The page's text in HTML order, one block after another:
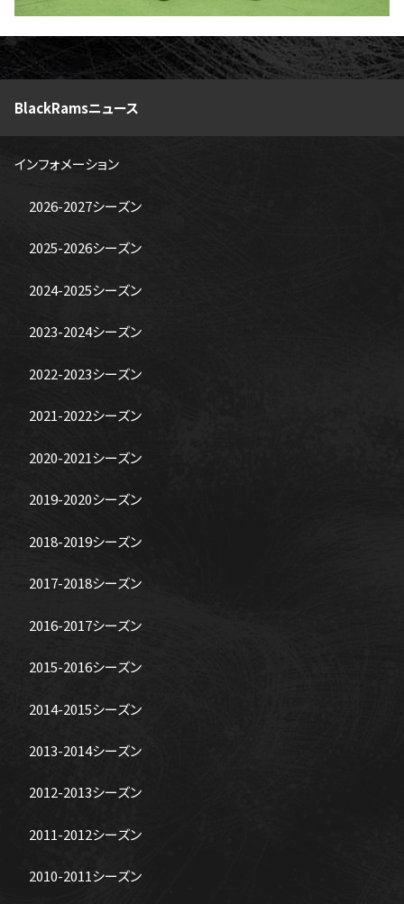
BlackRamsニュース
インフォメーション
2026-2027シーズン
2025-2026シーズン
2024-2025シーズン
2023-2024シーズン
2022-2023シーズン
2021-2022シーズン
2020-2021シーズン
2019-2020シーズン
2018-2019シーズン
2017-2018シーズン
2016-2017シーズン
2015-2016シーズン
2014-2015シーズン
2013-2014シーズン
2012-2013シーズン
2011-2012シーズン
2010-2011シーズン